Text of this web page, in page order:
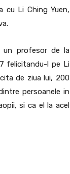
cu Li Ching Yuen,
un profesor de la
felicitandu-l pe Li
de ziua lui, 200
persoanele in
si ca el la acel